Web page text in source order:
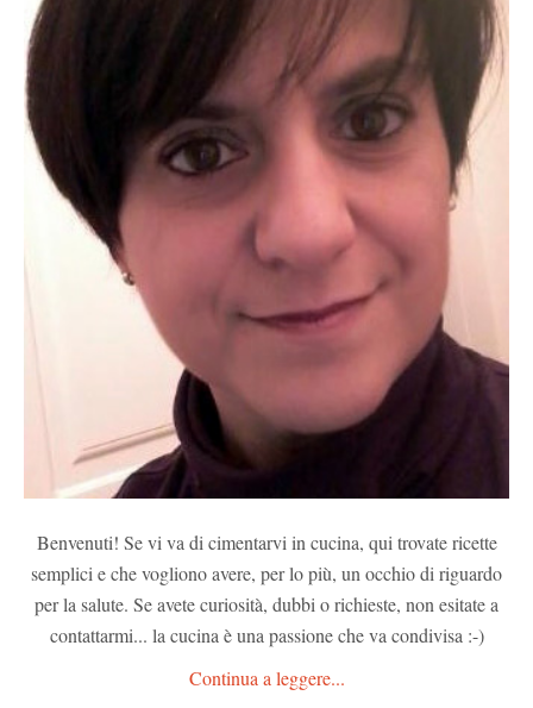
Benvenuti! Se vi va di cimentarvi in cucina, qui trovate ricette
semplici e che vogliono avere, per lo più, un occhio di riguardo
per la salute. Se avete curiosità, dubbi o richieste, non esitate a
contattarmi... la cucina è una passione che va condivisa :-)
Continua a leggere...